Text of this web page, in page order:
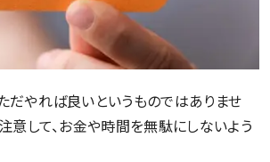
だやれば良いというものではありませ
意して、お金や時間を無駄にしないよう